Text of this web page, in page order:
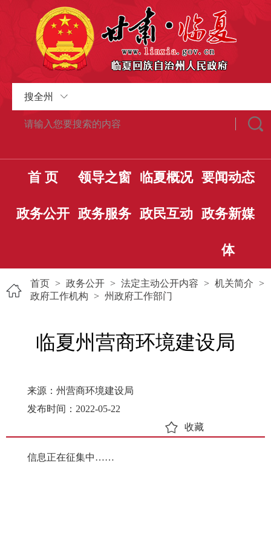
搜全州
首 页 领导之窗 临夏概况 要闻动态
政务公开 政务服务 政民互动 政务新媒
体
首页 > 政务公开 > 法定主动公开内容 > 机关简介 >
政府工作机构 > 州政府工作部门
临夏州营商环境建设局
来源：州营商环境建设局
发布时间：2022-05-22
收藏
信息正在征集中……